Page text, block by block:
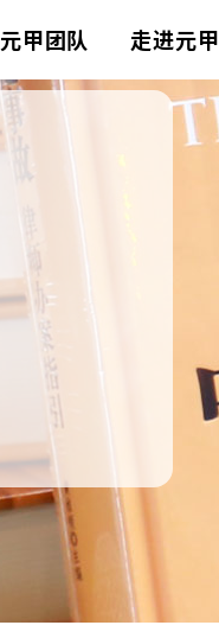
元甲团队 走进元甲